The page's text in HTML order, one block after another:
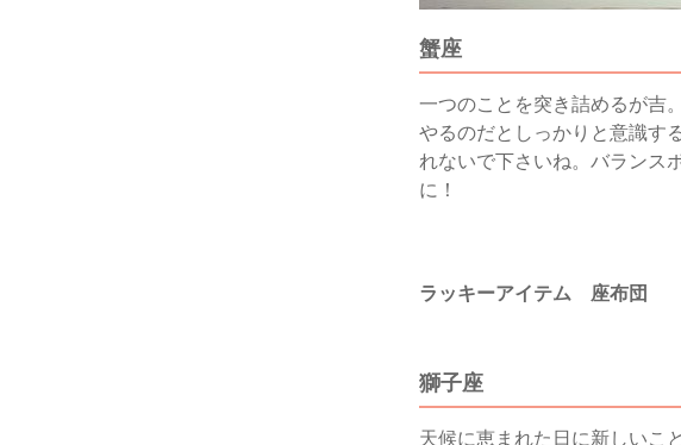
蟹座
一つのことを突き詰めるが吉
やるのだとしっかりと意識す
れないで下さいね。バランス
に！
ラッキーアイテム 座布団
獅子座
天候に恵まれた日に新しいこ